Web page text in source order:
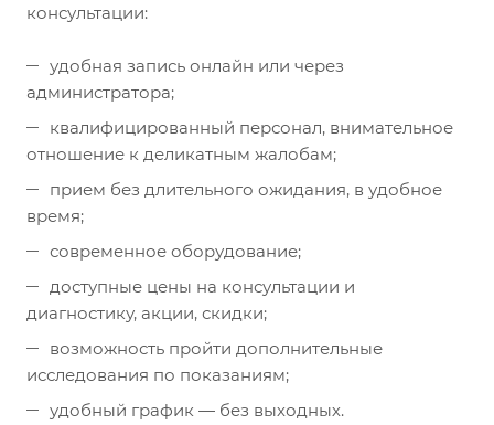
консультации:
удобная запись онлайн или через
администратора;
квалифицированный персонал, внимательное
отношение к деликатным жалобам;
прием без длительного ожидания, в удобное
время;
современное оборудование;
доступные цены на консультации и
диагностику, акции, скидки;
возможность пройти дополнительные
исследования по показаниям;
удобный график — без выходных.